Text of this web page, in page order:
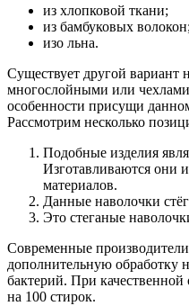
из хлопковой ткани;
из бамбуковых волокон;
изо льна.
Существует другой вариант
многослойными или
особенности присущи
Рассмотрим несколько
Подобные изделия
Изготавливаются они
материалов.
Данные наволочки
Это стеганые
Современные производители
дополнительную обработку
бактерий. При качественной
на 100 стирок.